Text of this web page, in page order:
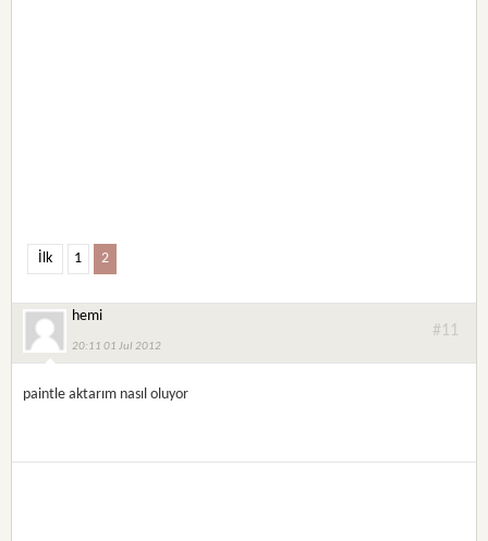
İlk 1 2
hemi
20:11 01 Jul 2012
#11
paintle aktarım nasıl oluyor